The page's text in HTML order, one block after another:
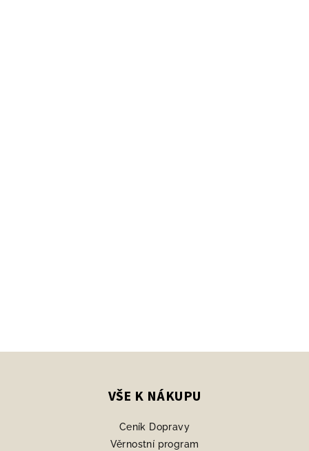
VŠE K NÁKUPU
Ceník Dopravy
Věrnostní program